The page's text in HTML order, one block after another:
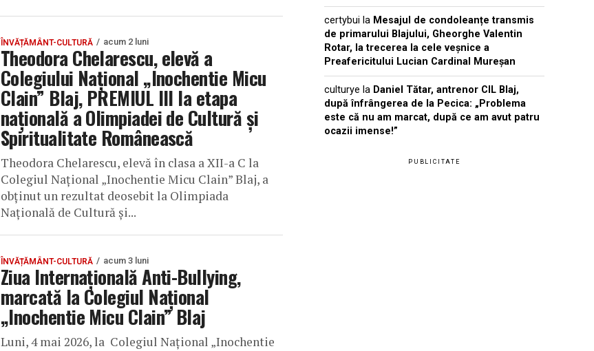
ÎNVĂȚĂMÂNT-CULTURĂ acum 2 luni
Theodora Chelarescu, elevă a
Colegiului Național „Inochentie Micu
Clain” Blaj, PREMIUL III la etapa
națională a Olimpiadei de Cultură și
Spiritualitate Românească
Theodora Chelarescu, elevă în clasa a XII-a C la
Colegiul Național „Inochentie Micu Clain” Blaj, a
obținut un rezultat deosebit la Olimpiada
Națională de Cultură și...
ÎNVĂȚĂMÂNT-CULTURĂ acum 3 luni
Ziua Internațională Anti-Bullying,
marcată la Colegiul Național
„Inochentie Micu Clain” Blaj
Luni, 4 mai 2026, la Colegiul Național „Inochentie
certybui la Mesajul de condoleanțe transmis
de primarului Blajului, Gheorghe Valentin
Rotar, la trecerea la cele veșnice a
Preafericitului Lucian Cardinal Mureșan
culturye la Daniel Tătar, antrenor CIL Blaj,
după înfrângerea de la Pecica: „Problema
este că nu am marcat, după ce am avut patru
ocazii imense!”
PUBLICITATE